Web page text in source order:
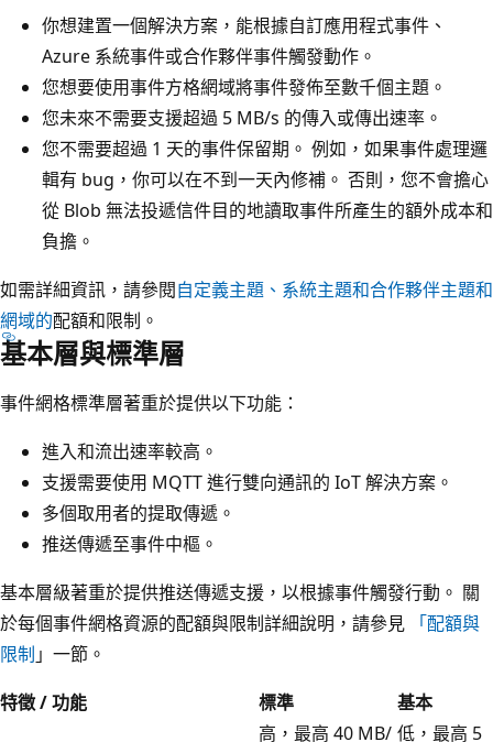
你想建置一個解決方案，能根據自訂應用程式事件、
Azure 系統事件或合作夥伴事件觸發動作。
您想要使用事件方格網域將事件發佈至數千個主題。
您未來不需要支援超過 5 MB/s 的傳入或傳出速率。
您不需要超過 1 天的事件保留期。 例如，如果事件處理邏
輯有 bug，你可以在不到一天內修補。 否則，您不會擔心
從 Blob 無法投遞信件目的地讀取事件所產生的額外成本和
負擔。
如需詳細資訊，請參閱自定義主題、系統主題和合作夥伴主題和
網域的配額和限制。
基本層與標準層
事件網格標準層著重於提供以下功能：
進入和流出速率較高。
支援需要使用 MQTT 進行雙向通訊的 IoT 解決方案。
多個取用者的提取傳遞。
推送傳遞至事件中樞。
基本層級著重於提供推送傳遞支援，以根據事件觸發行動。 關
於每個事件網格資源的配額與限制詳細說明，請參見
「配額與
限制 」一節。
特徵 / 功能
標準 基本
高，最高 40 MB/ 低，最高 5